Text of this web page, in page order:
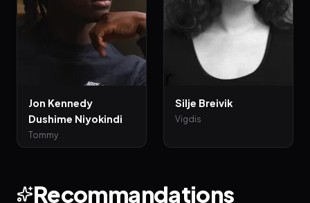
Jon Kennedy
Dushime Niyokindi
Tommy
Silje Breivik
Vigdis
Recommandations